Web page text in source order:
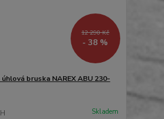
12 290 Kč
- 38 %
bruska NAREX ABU 230-
Skladem